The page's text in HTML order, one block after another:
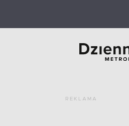
REKLAMA